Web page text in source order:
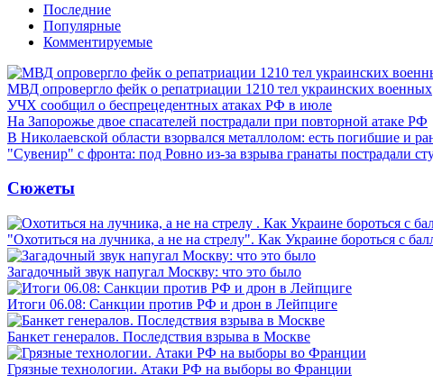
Последние
Популярные
Комментируемые
МВД опровергло фейк о репатриации 1210 тел украинских военных
УЧХ сообщил о беспрецедентных атаках РФ в июле
На Запорожье двое спасателей пострадали при повторной атаке РФ
В Николаевской области взорвался металлолом: есть погибшие и
"Сувенир" с фронта: под Ровно из-за взрыва гранаты пострадали
Сюжеты
"Охотиться на лучника, а не на стрелу". Как Украине бороться с
Загадочный звук напугал Москву: что это было
Итоги 06.08: Санкции против РФ и дрон в Лейпциге
Банкет генералов. Последствия взрыва в Москве
Грязные технологии. Атаки РФ на выборы во Франции